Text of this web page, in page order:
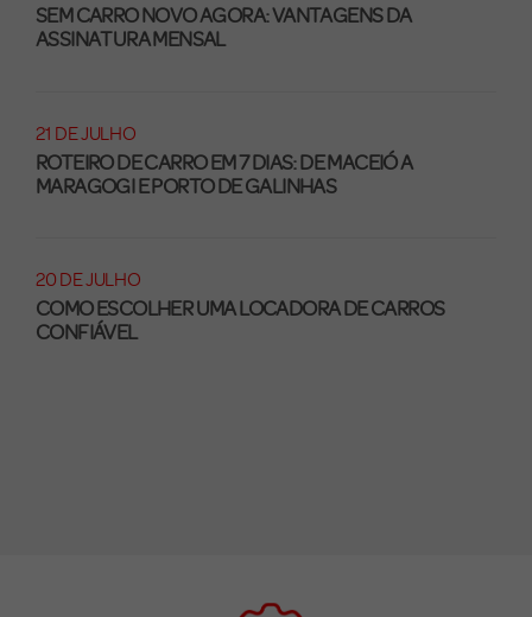
SEM CARRO NOVO AGORA: VANTAGENS DA
ASSINATURA MENSAL
21 DE JULHO
ROTEIRO DE CARRO EM 7 DIAS: DE MACEIÓ A
MARAGOGI E PORTO DE GALINHAS
20 DE JULHO
COMO ESCOLHER UMA LOCADORA DE CARROS
CONFIÁVEL